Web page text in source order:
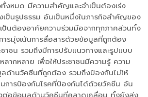
หมด มีความสำคัญและจำเป็นต้องเร่ง
เป็นรูปธรรม อันเป็นหนึ่งในภารกิจสำคัญของ
ป็นต้องอาศัยความร่วมมือจากทุกภาคส่วนทั้ง
ารมุ่งเน้นการสื่อสารด้วยข้อมูลที่ถูกต้อง
าชน รวมถึงมีการปรับแนวทางและรูปแบบ
ลากหลาย เพื่อให้ประชาชนมีความรู้ ความ
มูลด้านวัคซีนที่ถูกต้อง รวมถึงป้องกันไม่ให้
นการป้องกันโรคที่ป้องกันได้ด้วยวัคซีน อัน